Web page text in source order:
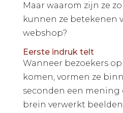
Maar waarom zijn ze
kunnen ze betekenen
webshop?
Eerste indruk telt
Wanneer bezoekers
komen, vormen ze
seconden een mening
brein verwerkt